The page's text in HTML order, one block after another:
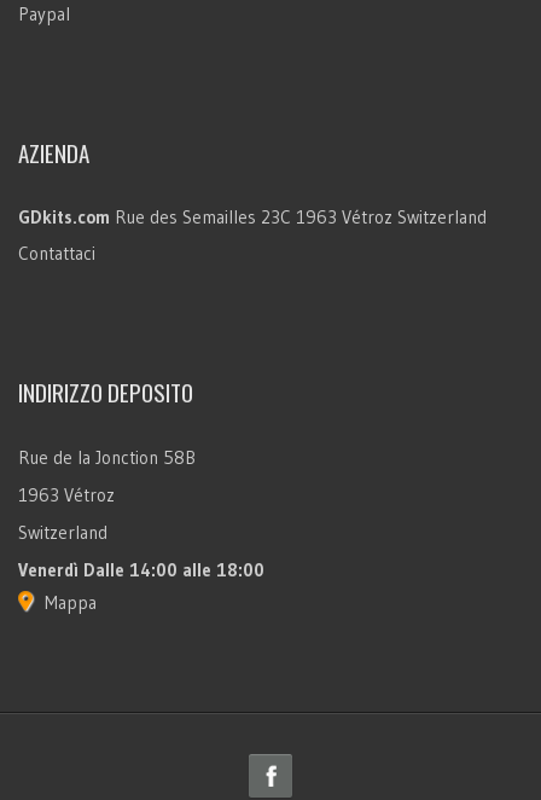
Paypal
AZIENDA
GDkits.com Rue des Semailles 23C 1963 Vétroz Switzerland
Contattaci
INDIRIZZO DEPOSITO
Rue de la Jonction 58B
1963 Vétroz
Switzerland
Venerdì Dalle 14:00 alle 18:00
Mappa